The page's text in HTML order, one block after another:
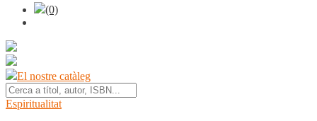
(0)
El nostre catàleg
Espiritualitat